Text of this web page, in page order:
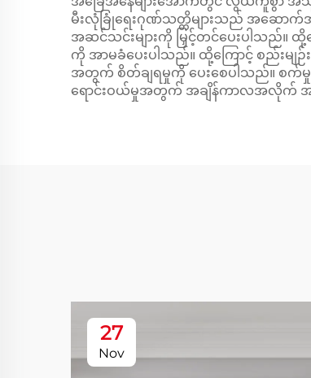
မီးလုံခြုံရေးဂုဏ်သတ္တိများသည် အဆောက်
အဆင်သင်းများကို မြှင့်တင်ပေးပါသည်။
ကို အာမခံပေးပါသည်။ ထို့ကြောင့် စည်းမျ
အတွက် စိတ်ချရမှုကို ပေးစေပါသည်။ စက်မှုလု
ရောင်းဝယ်မှုအတွက် အချိန်ကာလအလိုက် အလု
27
Nov